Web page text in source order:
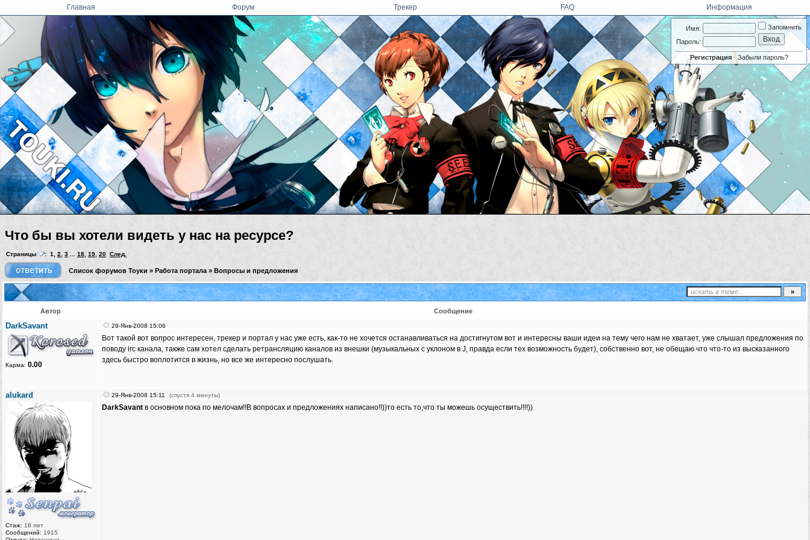
Имя:
Пароль:
Запомнить
Регистрация·Забыли пароль?
Главная Форум Трекер FAQ Информация
Что бы вы хотели видеть у нас на ресурсе?
Страницы : 1, 2, 3 ... 18, 19, 20 След.
Список форумов Тоуки » Работа портала » Вопросы и предложения
Автор Сообщение
DarkSavant
Карма: 0.00
29-Янв-2008 15:06
Вот такой вот вопрос интересен, трекер и портал у нас уже есть, как-то не хочется останавливаться на достигнутом вот и интересны ваши идеи на тему чего нам не хватает, уже слышал предложения по
поводу irc канала, также сам хотел сделать ретрансляцию каналов из внешки (музыкальных с уклоном в J, правда если тех возможность будет), собственно вот, не обещаю что что-то из высказанного
здесь быстро воплотится в жизнь, но все же интересно послушать.
alukard
Стаж: 18 лет
Сообщений: 1915
29-Янв-2008 15:11 (спустя 4 минуты)
DarkSavant в основном пока по мелочам!!В вопросах и предложениях написано!!))то есть то,что ты можешь осуществить!!!!))